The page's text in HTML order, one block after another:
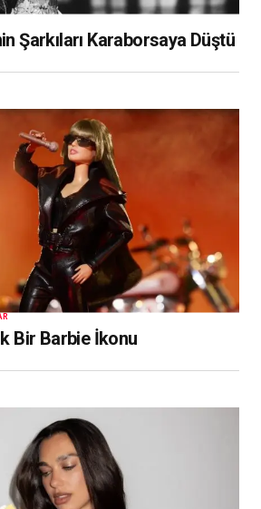
Şarkıları Karaborsaya Düştü
Bir Barbie İkonu